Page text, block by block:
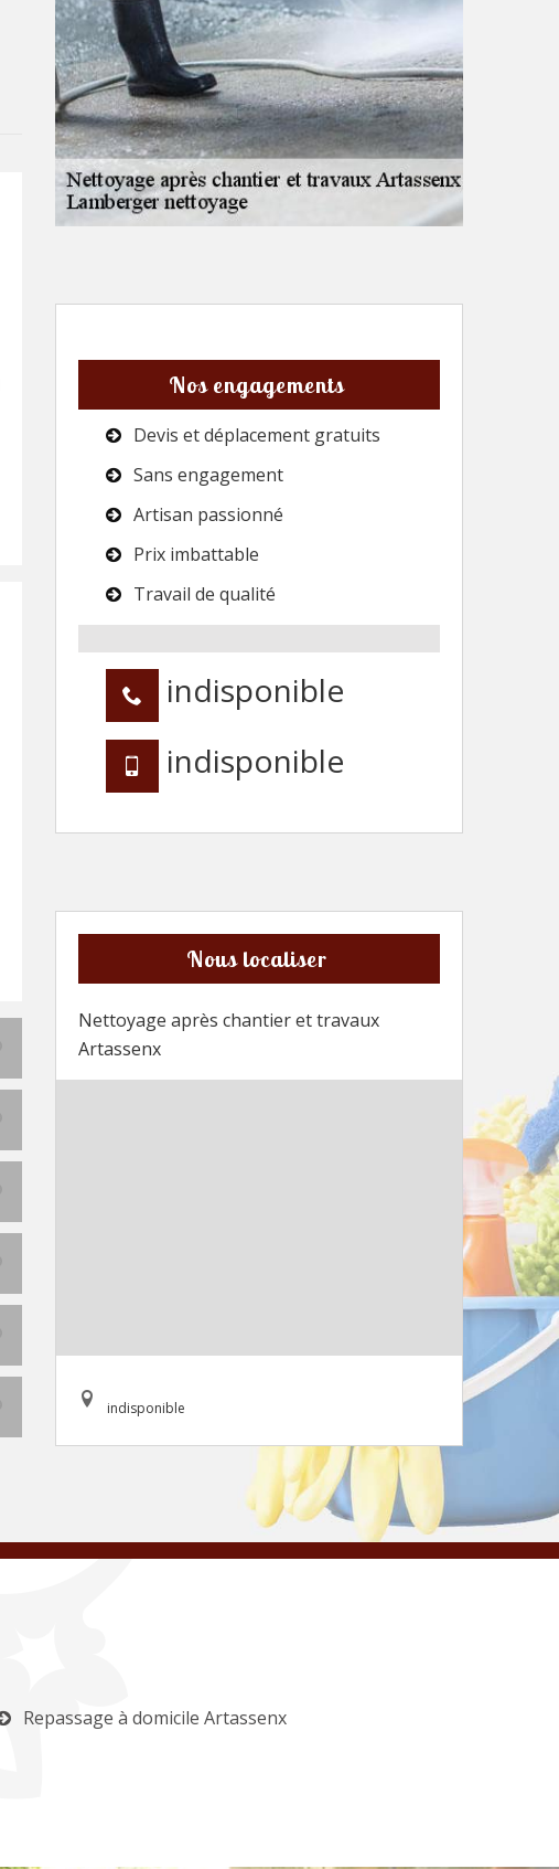
Nos engagements
Devis et déplacement gratuits
Sans engagement
Artisan passionné
Prix imbattable
Travail de qualité
indisponible
indisponible
Nous localiser
Nettoyage après chantier et travaux
Artassenx
indisponible
Repassage à domicile Artassenx